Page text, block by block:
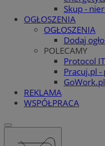
Skup -
OGŁOSZENIA
OGŁOSZENIA
Dodaj
POLECAMY
Protocol IT
Pracuj.pl -
REKLAMA
WSPÓŁPRACA